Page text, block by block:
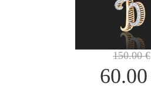
150.00€
60.00